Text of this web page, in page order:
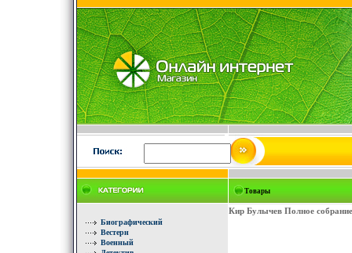
Биографический
Вестерн
Военный
Товары
Кир Булычев Полное